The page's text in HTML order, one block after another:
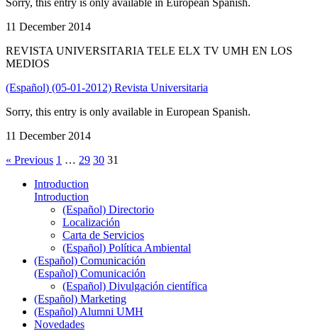
11 December 2014
REVISTA UNIVERSITARIA TELE ELX TV UMH EN LOS
MEDIOS
(Español) (05-01-2012) Revista Universitaria
Sorry, this entry is only available in European Spanish.
11 December 2014
« Previous 1 … 29 30 31
Introduction
Introduction
(Español) Directorio
Localización
Carta de Servicios
(Español) Política Ambiental
(Español) Comunicación
(Español) Comunicación
(Español) Divulgación científica
(Español) Marketing
(Español) Alumni UMH
Novedades